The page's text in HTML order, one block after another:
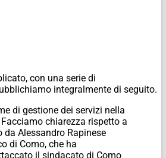
con una serie di
integralmente di seguito.
di gestione dei servizi nella
chiarezza rispetto a
Alessandro Rapinese
di Como, che ha
il sindacato di Como